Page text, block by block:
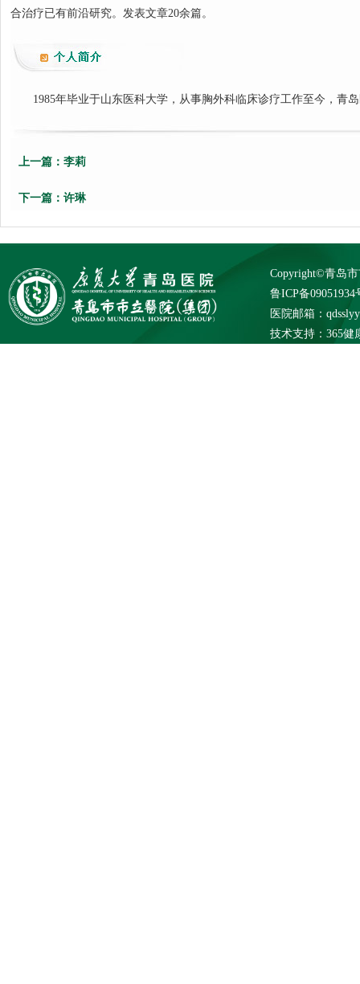
合治疗已有前沿研究。发表文章20余篇。
1985年毕业于山东医科大学，从事胸外科临床诊疗工作至今，青
上一篇： 李莉
下一篇： 许琳
Copyright©青岛
鲁ICP备09051934
医院邮箱：
技术支持： 365健